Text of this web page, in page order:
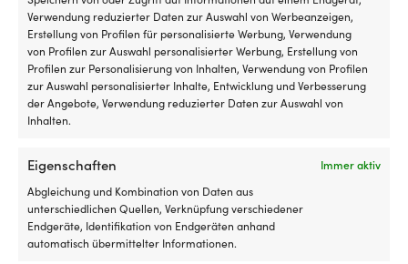
Verwendung reduzierter Daten zur Auswahl von Werbeanzeigen,
Erstellung von Profilen für personalisierte Werbung, Verwendung
von Profilen zur Auswahl personalisierter Werbung, Erstellung von
Profilen zur Personalisierung von Inhalten, Verwendung von Profilen
zur Auswahl personalisierter Inhalte, Entwicklung und Verbesserung
der Angebote, Verwendung reduzierter Daten zur Auswahl von
Inhalten.
Eigenschaften
Immer aktiv
Abgleichung und Kombination von Daten aus
unterschiedlichen Quellen, Verknüpfung verschiedener
Endgeräte, Identifikation von Endgeräten anhand
automatisch übermittelter Informationen.
Anti-Slip, 50 mm x 5 Meter,
schwarz
UVP32,10€Ursprünglicher
Preis
32,07€Aktueller
Preis
MwSt. inkl.
VERFÜGBAR BEI
NACHBESTELLUNG
PERFECT Extra Power, 38 mm x
2.75 Meter, schwarz
10,02€
MwSt. inkl.
1 VORRÄTIG (KANN
NACHBESTELLT WERDEN)